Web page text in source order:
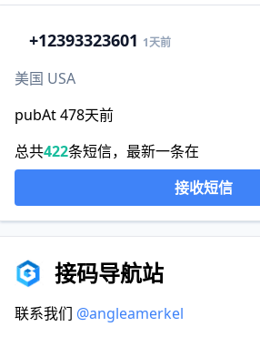
+12393323601 1天前
美国 USA
pubAt 478天前
总共422条短信，最新一条在
接收短信
接码导航站
联系我们 @angleamerkel